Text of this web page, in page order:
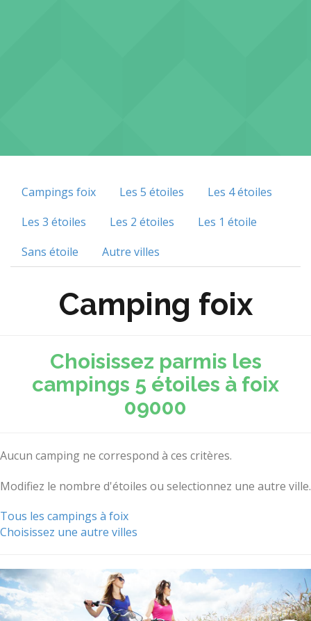
Campings foix Les 5 étoiles
Les 4 étoiles
Les 3 étoiles
Les 2 étoiles
Les 1 étoile
Sans étoile
Autre villes
Camping foix
Choisissez parmis les
campings 5 étoiles à foix
09000
Aucun camping ne correspond à ces critères.
Modifiez le nombre d'étoiles ou selectionnez une autre ville.
Tous les campings à foix
Choisissez une autre villes